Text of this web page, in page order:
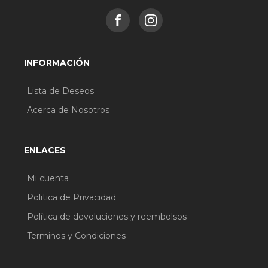
Paso 3. Difumina suavemente hacia afuera para
lograr un acabado natural y uniforme.
sin brillos en solo tres sencillos pasos.
INFORMACIÓN
Lista de Deseos
Acerca de Nosotros
ENLACES
Mi cuenta
Politica de Privacidad
Política de devoluciones y reembolsos
Terminos y Condiciones